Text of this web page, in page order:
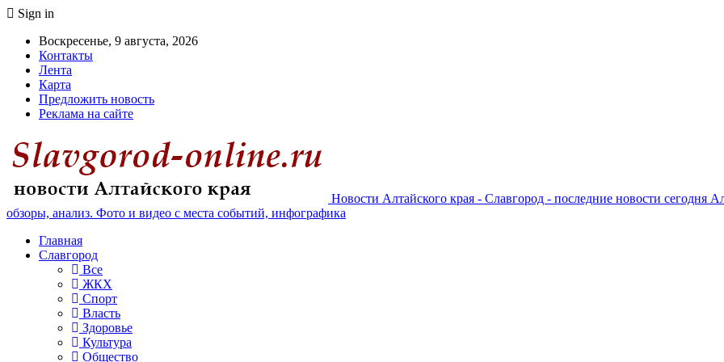
Sign in
Воскресенье, 9 августа, 2026
Контакты
Лента
Карта
Предложить новость
Реклама на сайте
Новости Алтайского края - Славгород - последние новости сегодня
обзоры, анализ. Фото и видео с места событий, инфографика
Главная
Славгород
Все
ЖКХ
Спорт
Власть
Здоровье
Культура
Общество